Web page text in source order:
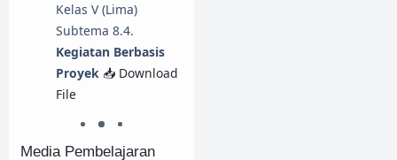
Kelas V (Lima)
Subtema 8.4.
Kegiatan Berbasis
Proyek 📥 Download
File
Media Pembelajaran